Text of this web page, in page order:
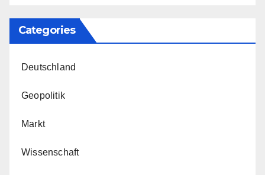
Categories
Deutschland
Geopolitik
Markt
Wissenschaft